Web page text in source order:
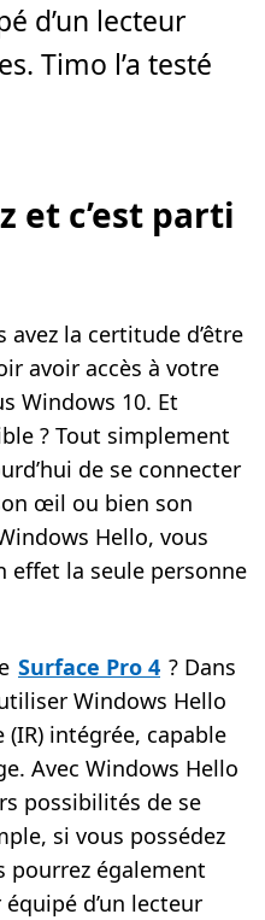
d’un lecteur
Timo l’a testé
et c’est parti
la certitude d’être
avoir accès à votre
Windows 10. Et
? Tout simplement
de se connecter
œil ou bien son
Hello, vous
effet la seule personne
Surface Pro 4 ? Dans
Windows Hello
intégrée, capable
Avec Windows Hello
possibilités de se
si vous possédez
pourrez également
d’un lecteur